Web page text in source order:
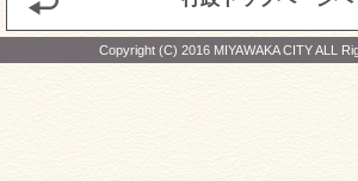
Copyright (C) 2016 MIYAWAKA CITY ALL